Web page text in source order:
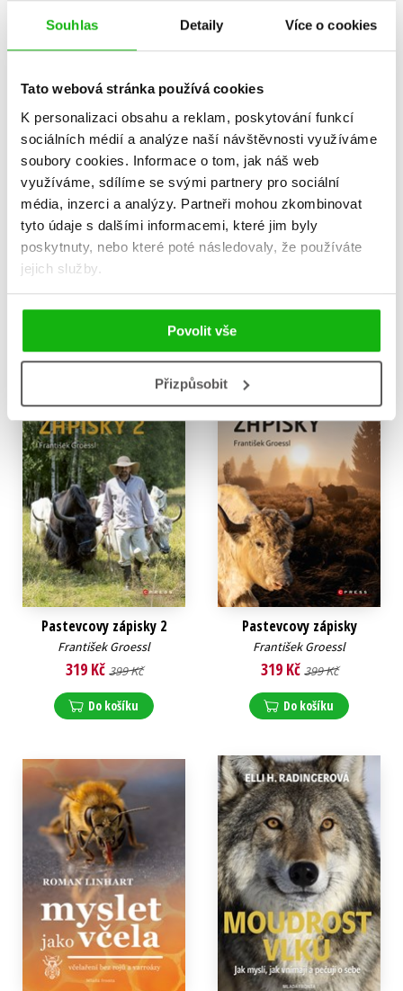
Souhlas Detaily Více o cookies
Tato webová stránka používá cookies
K personalizaci obsahu a reklam, poskytování funkcí
sociálních médií a analýze naší návštěvnosti využíváme
soubory cookies. Informace o tom, jak náš web
využíváme, sdílíme se svými partnery pro sociální
média, inzerci a analýzy. Partneři mohou zkombinovat
tyto údaje s dalšími informacemi, které jim byly
poskytnuty, nebo které poté následovaly, že používáte
jejich služby.
Povolit vše
Přizpůsobit
První pomoc pro kočky
Jennifer Parkerová
279 Kč
Polárka, moje psí duše
Pastevcovy zápisky 2
František Groessl
319 Kč 399 Kč
Do košíku
Pastevcovy zápisky
František Groessl
319 Kč 399 Kč
Do košíku